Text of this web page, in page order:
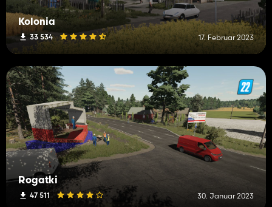
Kolonia
33 534 17. Februar 2023
Rogatki
47 511 30. Januar 2023